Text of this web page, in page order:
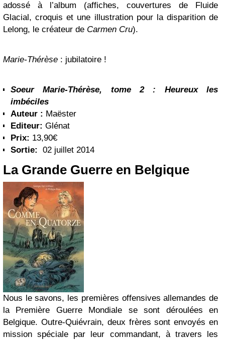
adossé à l’album (affiches, couvertures de Fluide
Glacial, croquis et une illustration pour la disparition de
Lelong, le créateur de Carmen Cru).
Marie-Thérèse : jubilatoire !
Soeur Marie-Thérèse, tome 2 : Heureux les
imbéciles
Auteur : Maëster
Editeur: Glénat
Prix: 13,90€
Sortie:
02 juillet 2014
La Grande Guerre en Belgique
Nous le savons, les premières offensives allemandes de
la Première Guerre Mondiale se sont déroulées en
Belgique. Outre-Quiévrain, deux frères sont envoyés en
mission spéciale par leur commandant, à travers les